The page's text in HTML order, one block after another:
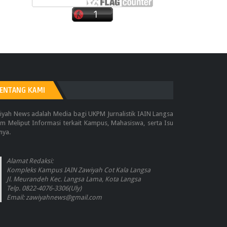
KAMI
News adalah Media bagi UKPM Jurnalistik IAIN Langsa
Meliput Informasi terkait Kampus, Mahasiswa, serta Isu
Alamat Redaksi:
Kompleks Kampus IAIN Zawiyah Cot Kala Langsa
Jl. Meurandeh Kec. Langsa Lama, Kota Langsa
Telp. 0822-4076-3306(Uly)
Email: zawiyahnews@gmail.com